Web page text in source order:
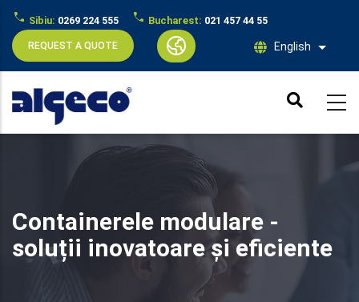
Skip
to
Sibiu: 0269 224 555 Bucharest: 021 457 44 55
English List
REQUEST A QUOTE
Containerele modulare -
soluții inovatoare și eficiente